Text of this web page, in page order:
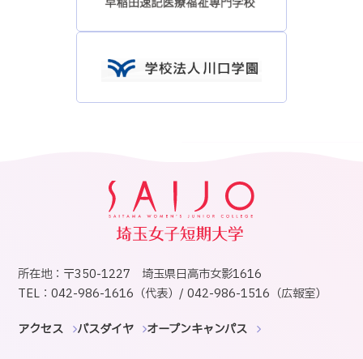
所在地：〒350-1227 埼玉県日高市女影1616
TEL：042-986-1616（代表）/ 042-986-1516（広報室）
アクセス バスダイヤ オープンキャンパス